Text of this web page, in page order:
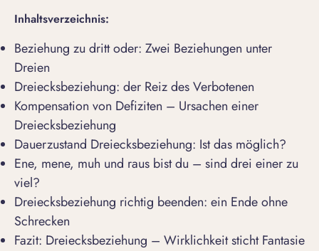
Inhaltsverzeichnis:
Beziehung zu dritt oder: Zwei Beziehungen unter
Dreien
Dreiecksbeziehung: der Reiz des Verbotenen
Kompensation von Defiziten – Ursachen einer
Dreiecksbeziehung
Dauerzustand Dreiecksbeziehung: Ist das möglich?
Ene, mene, muh und raus bist du – sind drei einer zu
viel?
Dreiecksbeziehung richtig beenden: ein Ende ohne
Schrecken
Fazit: Dreiecksbeziehung – Wirklichkeit sticht Fantasie